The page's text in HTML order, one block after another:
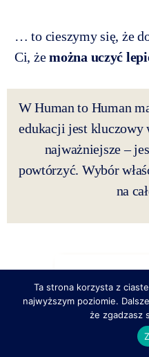
… to cieszymy się, że
Ci, żemożna uczyć
W Human to Human
edukacji jest kluczowy
najważniejsze –
powtórzyć. Wybór
na
Ta strona korzysta z
najwyższym poziomie.
że zgadzasz